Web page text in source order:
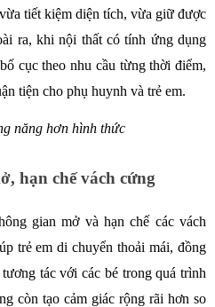
tiết kiệm diện tích, vừa giữ được
ra, khi nội thất có tính ứng dụng
cục theo nhu cầu từng thời điểm,
tiện cho phụ huynh và trẻ em.
năng hơn hình thức
hạn chế vách cứng
gian mở và hạn chế các vách
trẻ em di chuyển thoải mái, đồng
tác với các bé trong quá trình
còn tạo cảm giác rộng rãi hơn so